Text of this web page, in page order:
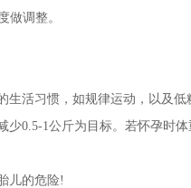
做调整。
活习惯，如规律运动，以及低
少0.5-1公斤为目标。若怀孕时
的危险!